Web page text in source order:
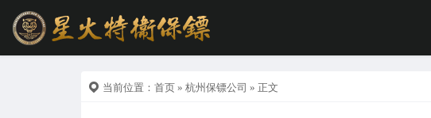
当前位置： 首页 » 杭州保镖公司 » 正文